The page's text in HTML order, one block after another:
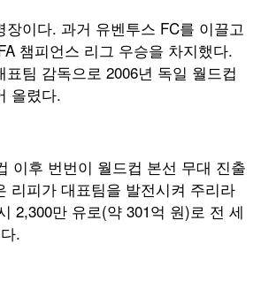
장이다. 과거 유벤투스 FC를 이끌고
챔피언스 리그 우승을 차지했다.
표팀 감독으로 2006년 독일 월드컵
올렸다.
이후 번번이 월드컵 본선 무대 진출
리피가 대표팀을 발전시켜 주리라
2,300만 유로(약 301억 원)로 전 세
.